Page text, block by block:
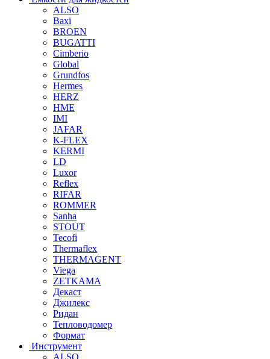
ALSO
Baxi
BROEN
BUGATTI
Cimberio
Global
Grundfos
Hermes
HERZ
HME
IMI
JAFAR
K-FLEX
KERMI
LD
Luxor
Reflex
RIFAR
ROMMER
Sanha
STOUT
Tecofi
Thermaflex
THERMAGENT
Viega
ZETKAMA
Декаст
Джилекс
Ридан
Тепловодомер
Формат
Инструмент
ALSO